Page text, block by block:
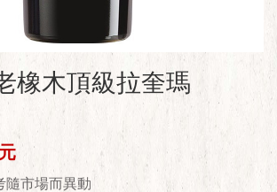
橡木頂級拉奎瑪
隨市場而異動